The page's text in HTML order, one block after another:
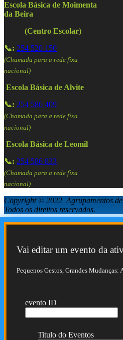
Escola Básica de Moimenta
da Beira
(Centro Escolar)
📞: 254 520 150
(Chamada para a rede fixa
nacional)
Escola Básica de Alvite
📞: 254 586 409
(Chamada para a rede fixa
nacional)
Escola Básica de Leomil
📞: 254 586 833
(Chamada para a rede fixa
nacional)
Copyright © 2022 Agrupamentos
Todos os direitos reservados.
Vai editar um evento da
Pequenos Gestos, Grandes
evento ID
Titulo do Eventos